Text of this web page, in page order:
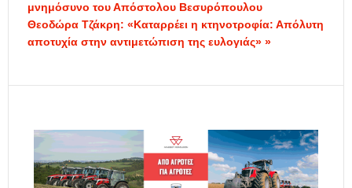
μνημόσυνο του Απόστολου Βεσυρόπουλου
Θεοδώρα Τζάκρη: «Καταρρέει η κτηνοτροφία: Απόλυτη
αποτυχία στην αντιμετώπιση της ευλογιάς» »